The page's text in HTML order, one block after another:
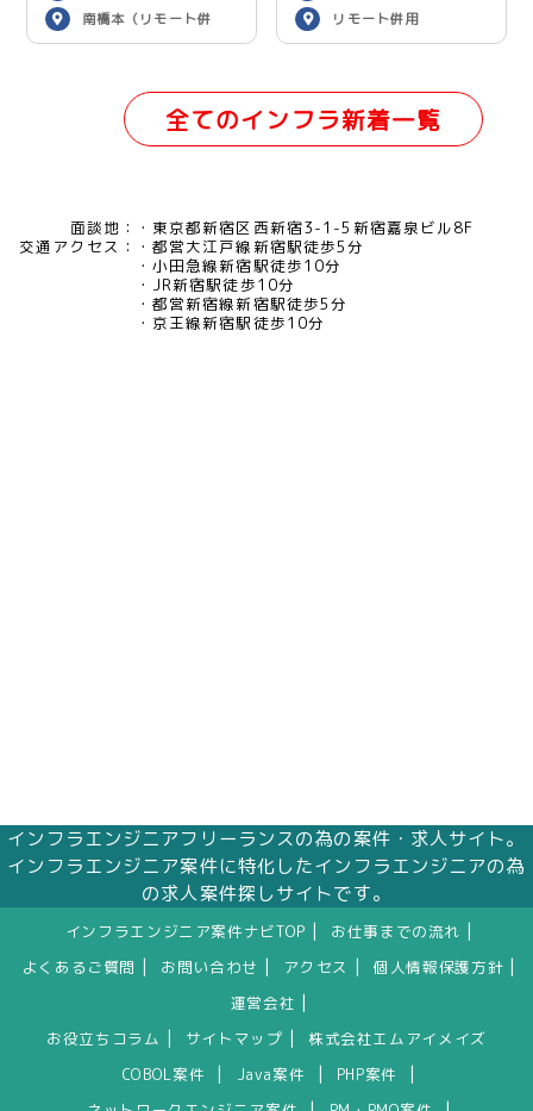
南橋本（リモート併
用）
リモート併用
全てのインフラ新着一覧
面談地：
東京都新宿区西新宿3-1-5新宿嘉泉ビル8F
交通アクセス：
都営大江戸線新宿駅徒歩5分
小田急線新宿駅徒歩10分
JR新宿駅徒歩10分
都営新宿線新宿駅徒歩5分
京王線新宿駅徒歩10分
インフラエンジニアフリーランスの為の案件・求人サイト。
インフラエンジニア案件に特化したインフラエンジニアの為
の求人案件探しサイトです。
インフラエンジニア案件ナビTOP お仕事までの流れ
よくあるご質問 お問い合わせ アクセス 個人情報保護方針
運営会社
お役立ちコラム サイトマップ
株式会社エムアイメイズ
COBOL案件
Java案件 PHP案件